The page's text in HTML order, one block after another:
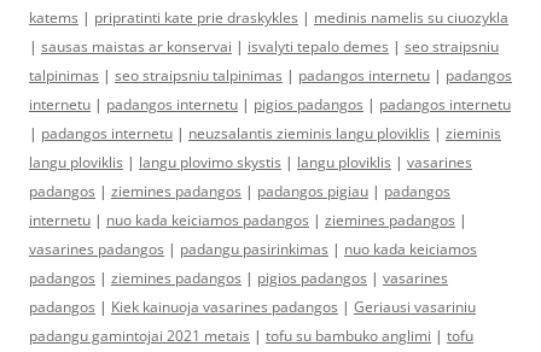
katems | pripratinti kate prie draskykles | medinis namelis su ciuozykla
| sausas maistas ar konservai | isvalyti tepalo demes | seo straipsniu
talpinimas | seo straipsniu talpinimas | padangos internetu | padangos
internetu | padangos internetu | pigios padangos | padangos internetu
| padangos internetu | neuzsalantis zieminis langu ploviklis | zieminis
langu ploviklis | langu plovimo skystis | langu ploviklis | vasarines
padangos | ziemines padangos | padangos pigiau | padangos
internetu | nuo kada keiciamos padangos | ziemines padangos |
vasarines padangos | padangu pasirinkimas | nuo kada keiciamos
padangos | ziemines padangos | pigios padangos | vasarines
padangos | Kiek kainuoja vasarines padangos | Geriausi vasariniu
padangu gamintojai 2021 metais | tofu su bambuko anglimi | tofu